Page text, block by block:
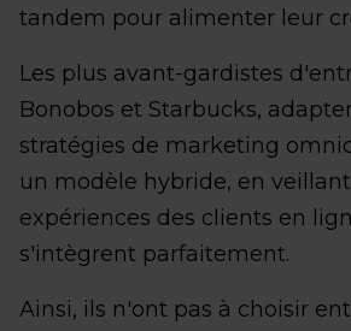
tandem pour alimenter leur
Les plus avant-gardistes
Bonobos et Starbucks,
stratégies de marketing
un modèle hybride, en
expériences des clients en
s'intègrent parfaitement.
Ainsi, ils n'ont pas à choisir